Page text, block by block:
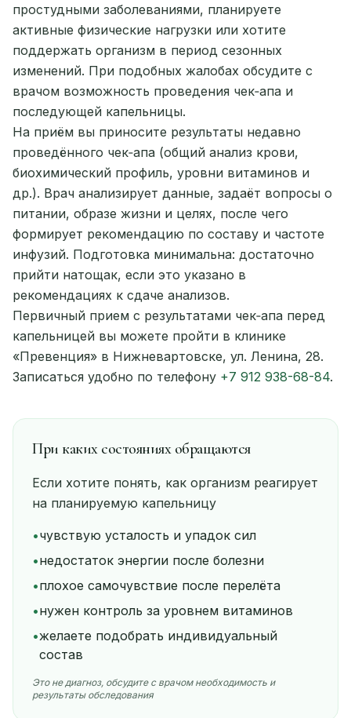
простудными заболеваниями, планируете
активные физические нагрузки или хотите
поддержать организм в период сезонных
изменений. При подобных жалобах обсудите с
врачом возможность проведения чек‑апа и
последующей капельницы.
На приём вы приносите результаты недавно
проведённого чек‑апа (общий анализ крови,
биохимический профиль, уровни витаминов и
др.). Врач анализирует данные, задаёт вопросы о
питании, образе жизни и целях, после чего
формирует рекомендацию по составу и частоте
инфузий. Подготовка минимальна: достаточно
прийти натощак, если это указано в
рекомендациях к сдаче анализов.
Первичный прием с результатами чек‑апа перед
капельницей вы можете пройти в клинике
«Превенция» в Нижневартовске, ул. Ленина, 28.
Записаться удобно по телефону +7 912 938-68-84.
При каких состояниях обращаются
Если хотите понять, как организм реагирует
на планируемую капельницу
•чувствую усталость и упадок сил
•недостаток энергии после болезни
•плохое самочувствие после перелёта
•нужен контроль за уровнем витаминов
•желаете подобрать индивидуальный
состав
Это не диагноз, обсудите с врачом необходимость и
результаты обследования